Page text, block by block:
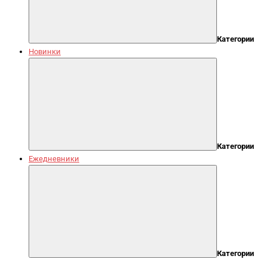
Категории
Новинки
Категории
Ежедневники
Категории